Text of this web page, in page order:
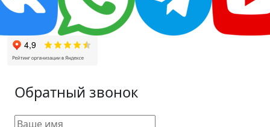
Обратный звонок